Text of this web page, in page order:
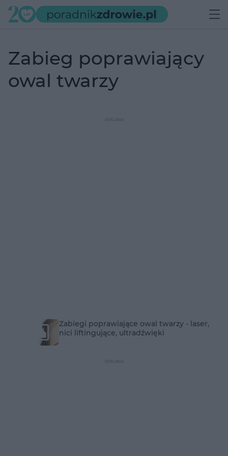
zabieg poprawiający
owal twarzy
Zabiegi poprawiające owal twarzy - laser,
nici liftingujące, ultradźwięki